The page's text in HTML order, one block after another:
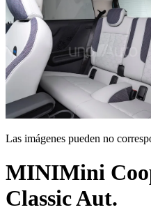
Las imágenes pueden no
MINIMini
Classic Aut.